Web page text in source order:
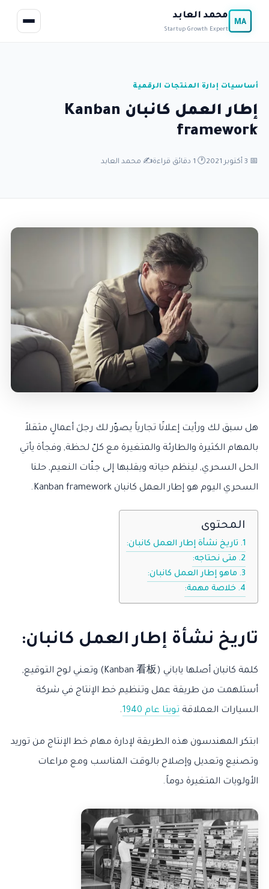
MA
محمد العابد
Startup Growth Expert
أساسيات إدارة المنتجات الرقمية
إطار العمل كانبان Kanban
framework
📅 3 أكتوبر 2021 🕐 1 دقائق قراءة ✍️ محمد العابد
هل سبق لك ورأيت إعلانًا تجارياً يصوّر لك رجلَ أعمالٍ مثقلاً
بالمهام الكثيرة والطارئة والمتغيرة مع كلّ لحظة, وفجأة يأتي
الحل السحري, لينظم حياته ويقلبها إلى جنّات النعيم, حلنا
السحري اليوم هو إطار العمل كانبان Kanban framework.
المحتوى
تاريخ نشأة إطار العمل كانبان:
متى نحتاجه:
ماهو إطار العمل كانبان:
خلاصة مهمة:
تاريخ نشأة إطار العمل كانبان:
كلمة كانبان أصلها ياباني (Kanban 看板) وتعني لوح التوقيع,
أستلهمت من طريقة عمل وتنظيم خط الإنتاج في شركة
السيارات العملاقة تويتا عام 1940 .
ابتكر المهندسون هذه الطريقة لإدارة مهام خط الإنتاج من توريد
وتصنيع وتعديل وإصلاح بالوقت المناسب ومع مراعات
الأولويات المتغيرة دوماً.